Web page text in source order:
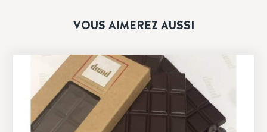
VOUS AIMEREZ AUSSI